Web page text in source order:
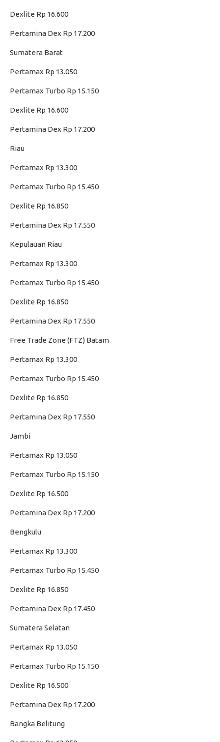
Dexlite Rp 16.600
Pertamina Dex Rp 17.200
Sumatera Barat
Pertamax Rp 13.050
Pertamax Turbo Rp 15.150
Dexlite Rp 16.600
Pertamina Dex Rp 17.200
Riau
Pertamax Rp 13.300
Pertamax Turbo Rp 15.450
Dexlite Rp 16.850
Pertamina Dex Rp 17.550
Kepulauan Riau
Pertamax Rp 13.300
Pertamax Turbo Rp 15.450
Dexlite Rp 16.850
Pertamina Dex Rp 17.550
Free Trade Zone (FTZ) Batam
Pertamax Rp 13.300
Pertamax Turbo Rp 15.450
Dexlite Rp 16.850
Pertamina Dex Rp 17.550
Jambi
Pertamax Rp 13.050
Pertamax Turbo Rp 15.150
Dexlite Rp 16.500
Pertamina Dex Rp 17.200
Bengkulu
Pertamax Rp 13.300
Pertamax Turbo Rp 15.450
Dexlite Rp 16.850
Pertamina Dex Rp 17.450
Sumatera Selatan
Pertamax Rp 13.050
Pertamax Turbo Rp 15.150
Dexlite Rp 16.500
Pertamina Dex Rp 17.200
Bangka Belitung